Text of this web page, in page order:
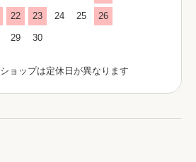
22 23 24 25 26
29 30
ョップは定休日が異なります